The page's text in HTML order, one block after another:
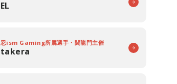
EL
忍ism Gaming所属選手・闘龍門主催
takera